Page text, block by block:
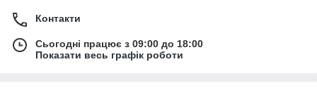
Контакти
Сьогодні працює з 09:00 до 18:00
Показати весь графік роботи